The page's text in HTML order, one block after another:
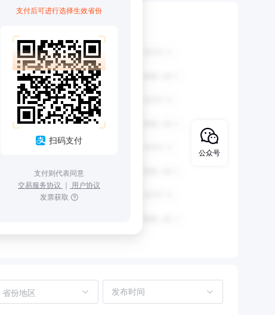
支付后可进行选择生效省份
扫码支付
支付则代表同意
交易服务协议 ｜ 用户协议
发票获取
省份地区
公众号